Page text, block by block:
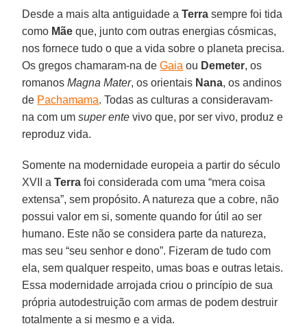
Desde a mais alta antiguidade aTerra sempre foi tida
como Mãe que, junto com outras energias cósmicas,
nos fornece tudo o que a vida sobre o planeta precisa.
Os gregos chamaram-na deGaia ou Demeter, os
romanosMagna Mater, os orientais Nana, os andinos
de Pachamama. Todas as culturas a consideravam-
na com umsuper entevivo que, por ser vivo, produz e
reproduz vida.
Somente na modernidade europeia a partir do século
XVII aTerra foi considerada com uma “mera coisa
extensa”, sem propósito. A natureza que a cobre, não
possui valor em si, somente quando for útil ao ser
humano. Este não se considera parte da natureza,
mas seu “seu senhor e dono”. Fizeram de tudo com
ela, sem qualquer respeito, umas boas e outras letais.
Essa modernidade arrojada criou o princípio de sua
própria autodestruição com armas de podem destruir
totalmente a si mesmo e a vida.